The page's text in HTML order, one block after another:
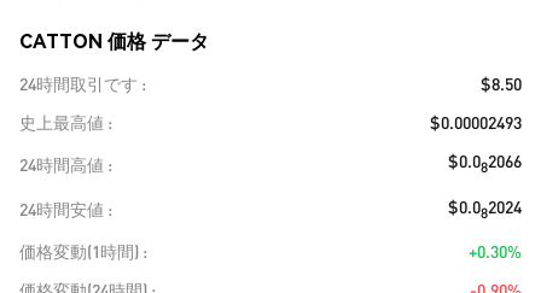
CATTON 価格 データ
24時間取引です
$8.50
史上最高値
$0.00002493
24時間高値
$0.082066
24時間安値 $0.082024
価格変動(1時間)
+0.30%